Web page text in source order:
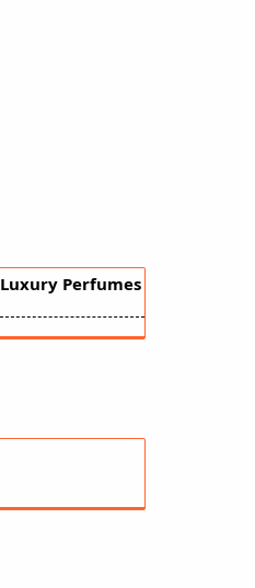
Luxury Perfumes